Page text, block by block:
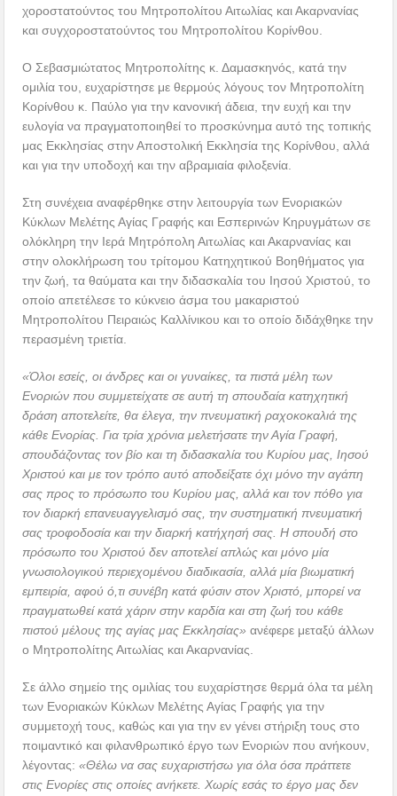
χοροστατούντος του Μητροπολίτου Αιτωλίας και Ακαρνανίας
και συγχοροστατούντος του Μητροπολίτου Κορίνθου.
Ο Σεβασμιώτατος Μητροπολίτης κ. Δαμασκηνός, κατά την
ομιλία του, ευχαρίστησε με θερμούς λόγους τον Μητροπολίτη
Κορίνθου κ. Παύλο για την κανονική άδεια, την ευχή και την
ευλογία να πραγματοποιηθεί το προσκύνημα αυτό της τοπικής
μας Εκκλησίας στην Αποστολική Εκκλησία της Κορίνθου, αλλά
και για την υποδοχή και την αβραμιαία φιλοξενία.
Στη συνέχεια αναφέρθηκε στην λειτουργία των Ενοριακών
Κύκλων Μελέτης Αγίας Γραφής και Εσπερινών Κηρυγμάτων σε
ολόκληρη την Ιερά Μητρόπολη Αιτωλίας και Ακαρνανίας και
στην ολοκλήρωση του τρίτομου Κατηχητικού Βοηθήματος για
την ζωή, τα θαύματα και την διδασκαλία του Ιησού Χριστού, το
οποίο απετέλεσε το κύκνειο άσμα του μακαριστού
Μητροπολίτου Πειραιώς Καλλίνικου και το οποίο διδάχθηκε την
περασμένη τριετία.
«Όλοι εσείς, οι άνδρες και οι γυναίκες, τα πιστά μέλη των
Ενοριών που συμμετείχατε σε αυτή τη σπουδαία κατηχητική
δράση αποτελείτε, θα έλεγα, την πνευματική ραχοκοκαλιά της
κάθε Ενορίας. Για τρία χρόνια μελετήσατε την Αγία Γραφή,
σπουδάζοντας τον βίο και τη διδασκαλία του Κυρίου μας, Ιησού
Χριστού και με τον τρόπο αυτό αποδείξατε όχι μόνο την αγάπη
σας προς το πρόσωπο του Κυρίου μας, αλλά και τον πόθο για
τον διαρκή επανευαγγελισμό σας, την συστηματική πνευματική
σας τροφοδοσία και την διαρκή κατήχησή σας. Η σπουδή στο
πρόσωπο του Χριστού δεν αποτελεί απλώς και μόνο μία
γνωσιολογικού περιεχομένου διαδικασία, αλλά μία βιωματική
εμπειρία, αφού ό,τι συνέβη κατά φύσιν στον Χριστό, μπορεί να
πραγματωθεί κατά χάριν στην καρδία και στη ζωή του κάθε
πιστού μέλους της αγίας μας Εκκλησίας» ανέφερε μεταξύ άλλων
ο Μητροπολίτης Αιτωλίας και Ακαρνανίας.
Σε άλλο σημείο της ομιλίας του ευχαρίστησε θερμά όλα τα μέλη
των Ενοριακών Κύκλων Μελέτης Αγίας Γραφής για την
συμμετοχή τους, καθώς και για την εν γένει στήριξη τους στο
ποιμαντικό και φιλανθρωπικό έργο των Ενοριών που ανήκουν,
λέγοντας:«Θέλω να σας ευχαριστήσω για όλα όσα πράττετε
στις Ενορίες στις οποίες ανήκετε. Χωρίς εσάς το έργο μας δεν